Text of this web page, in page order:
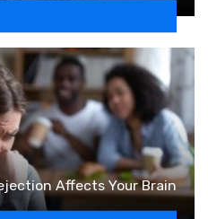
Affects Your Brain